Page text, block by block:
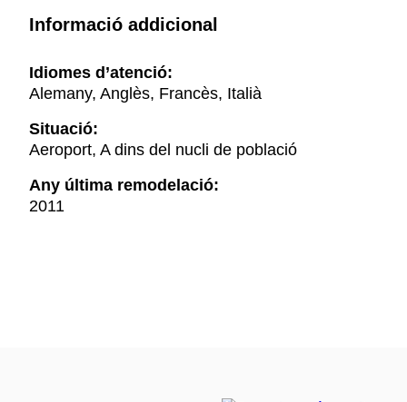
Informació addicional
Idiomes d’atenció:
Alemany, Anglès, Francès, Italià
Situació:
Aeroport, A dins del nucli de població
Any última remodelació:
2011